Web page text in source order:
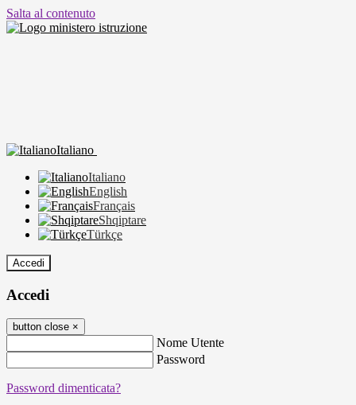
Salta al contenuto
Italiano
Italiano
English
Français
Shqiptare
Türkçe
Accedi
Accedi
button close ×
Nome Utente
Password
Password dimenticata?